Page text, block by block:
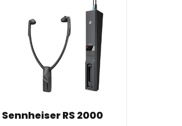
Sennheiser RS 2000